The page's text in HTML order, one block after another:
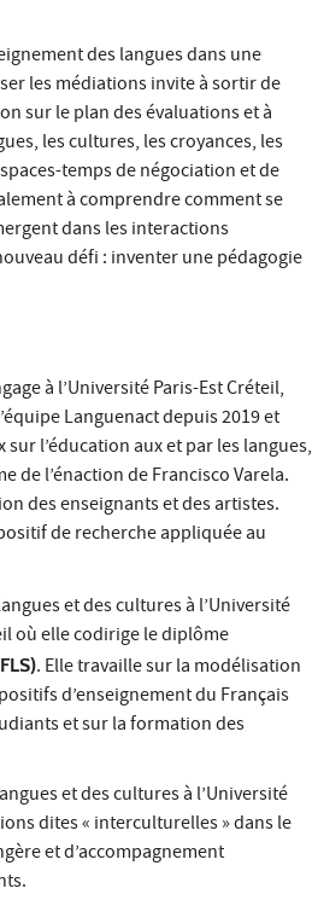
des langues dans une
les médiations invite à sortir de
sur le plan des évaluations et à
les cultures, les croyances, les
temps de négociation et de
à comprendre comment se
dans les interactions
défi : inventer une pédagogie
à l’Université Paris-Est Créteil,
Languenact depuis 2019 et
l’éducation aux et par les langues,
de l’énaction de Francisco Varela.
des enseignants et des artistes.
de recherche appliquée au
et des cultures à l’Université
où elle codirige le diplôme
. Elle travaille sur la modélisation
d’enseignement du Français
et sur la formation des
et des cultures à l’Université
dites « interculturelles » dans le
et d’accompagnement